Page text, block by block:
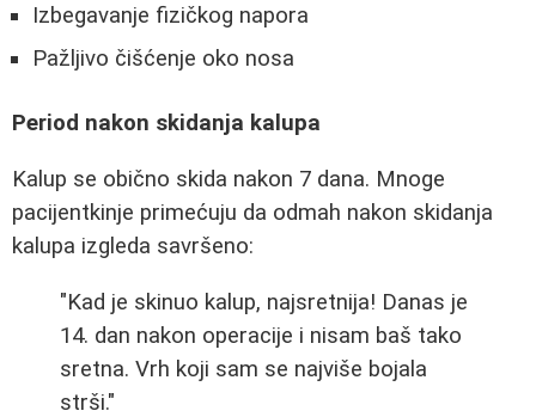
Izbegavanje fizičkog napora
Pažljivo čišćenje oko nosa
Period nakon skidanja kalupa
Kalup se obično skida nakon 7 dana. Mnoge
pacijentkinje primećuju da odmah nakon skidanja
kalupa izgleda savršeno:
"Kad je skinuo kalup, najsretnija! Danas je
14. dan nakon operacije i nisam baš tako
sretna. Vrh koji sam se najviše bojala
strši."